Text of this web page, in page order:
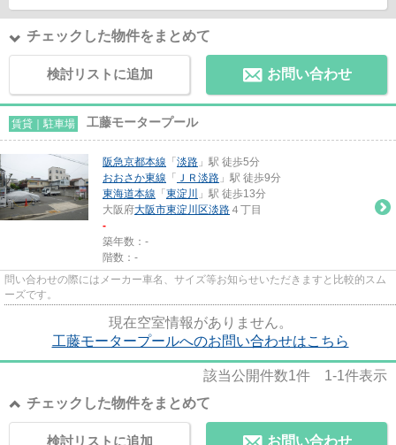
チェックした物件をまとめて
検討リストに追加 お問い合わせ
賃貸｜駐車場 工藤モータープール
阪急京都本線 「 淡路 」駅 徒歩5分
おおさか東線 「 ＪＲ淡路 」駅 徒歩9分
東海道本線 「 東淀川
」駅 徒歩13分
大阪府大阪市東淀川区淡路 ４丁目
-
築年数：-
階数：-
問い合わせの際にはメーカー車名、サイズ等お知らせいただきますと比較的スム
ーズです。
現在空室情報がありません。
工藤モータープールへのお問い合わせはこちら
該当公開件数1件 1-1件表示
チェックした物件をまとめて
お問い合わせ
検討リストに追加